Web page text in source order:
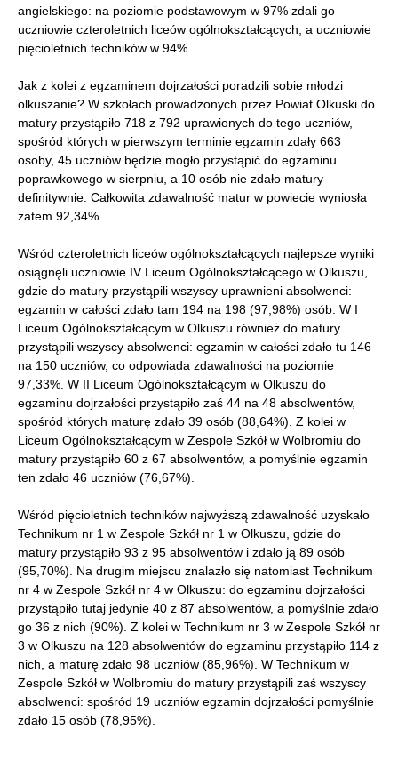
angielskiego: na poziomie podstawowym w 97% zdali go
uczniowie czteroletnich liceów ogólnokształcących, a uczniowie
pięcioletnich techników w 94%.
Jak z kolei z egzaminem dojrzałości poradzili sobie młodzi
olkuszanie? W szkołach prowadzonych przez Powiat Olkuski do
matury przystąpiło 718 z 792 uprawionych do tego uczniów,
spośród których w pierwszym terminie egzamin zdały 663
osoby, 45 uczniów będzie mogło przystąpić do egzaminu
poprawkowego w sierpniu, a 10 osób nie zdało matury
definitywnie. Całkowita zdawalność matur w powiecie wyniosła
zatem 92,34%.
Wśród czteroletnich liceów ogólnokształcących najlepsze wyniki
osiągnęli uczniowie IV Liceum Ogólnokształcącego w Olkuszu,
gdzie do matury przystąpili wszyscy uprawnieni absolwenci:
egzamin w całości zdało tam 194 na 198 (97,98%) osób. W I
Liceum Ogólnokształcącym w Olkuszu również do matury
przystąpili wszyscy absolwenci: egzamin w całości zdało tu 146
na 150 uczniów, co odpowiada zdawalności na poziomie
97,33%. W II Liceum Ogólnokształcącym w Olkuszu do
egzaminu dojrzałości przystąpiło zaś 44 na 48 absolwentów,
spośród których maturę zdało 39 osób (88,64%). Z kolei w
Liceum Ogólnokształcącym w Zespole Szkół w Wolbromiu do
matury przystąpiło 60 z 67 absolwentów, a pomyślnie egzamin
ten zdało 46 uczniów (76,67%).
Wśród pięcioletnich techników najwyższą zdawalność uzyskało
Technikum nr 1 w Zespole Szkół nr 1 w Olkuszu, gdzie do
matury przystąpiło 93 z 95 absolwentów i zdało ją 89 osób
(95,70%). Na drugim miejscu znalazło się natomiast Technikum
nr 4 w Zespole Szkół nr 4 w Olkuszu: do egzaminu dojrzałości
przystąpiło tutaj jedynie 40 z 87 absolwentów, a pomyślnie zdało
go 36 z nich (90%). Z kolei w Technikum nr 3 w Zespole Szkół nr
3 w Olkuszu na 128 absolwentów do egzaminu przystąpiło 114 z
nich, a maturę zdało 98 uczniów (85,96%). W Technikum w
Zespole Szkół w Wolbromiu do matury przystąpili zaś wszyscy
absolwenci: spośród 19 uczniów egzamin dojrzałości pomyślnie
zdało 15 osób (78,95%).